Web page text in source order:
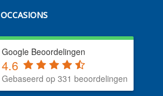
OCCASIONS
Google Beoordelingen
4.6
Gebaseerd op 331 beoordelingen